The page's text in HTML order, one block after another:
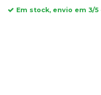
Em stock, envio em 3/